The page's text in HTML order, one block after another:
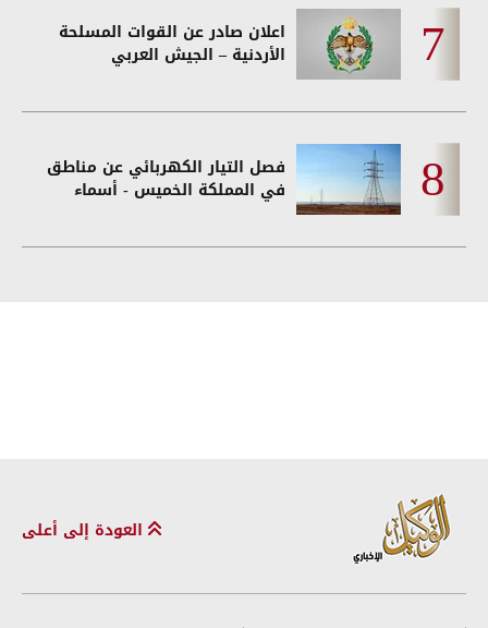
اعلان صادر عن القوات المسلحة
الأردنية – الجيش العربي
فصل التيار الكهربائي عن مناطق
في المملكة الخميس - أسماء
العودة إلى أعلى